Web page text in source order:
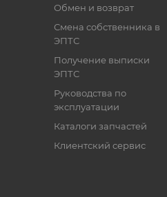
Обмен и возврат
Смена собственника в
ЭПТС
Получение выписки
ЭПТС
Руководства по
эксплуатации
Каталоги запчастей
Клиентский сервис